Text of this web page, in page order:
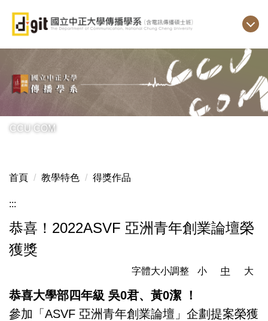
主
區
CCU COM
首頁 教學特色 得獎作品
:::
恭喜！2022ASVF 亞洲青年創業論壇榮
獲獎
字體大小調整 小 中 大
恭喜大學部四年級 吳0君、黃0潔 ！
參加「ASVF 亞洲青年創業論壇」企劃提案榮獲